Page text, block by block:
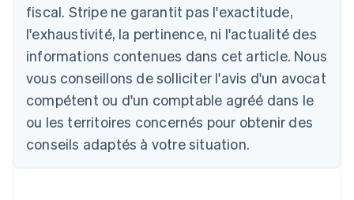
fiscal. Stripe ne garantit pas l'exactitude,
l'exhaustivité, la pertinence, ni l'actualité des
informations contenues dans cet article. Nous
vous conseillons de solliciter l'avis d'un avocat
compétent ou d'un comptable agréé dans le
ou les territoires concernés pour obtenir des
conseils adaptés à votre situation.
Autriche
Belgique
NederlandsFrançaisDeutschEnglish
Brésil
PortuguêsEnglish
Bulgarie
English
English Français
Chine continentale